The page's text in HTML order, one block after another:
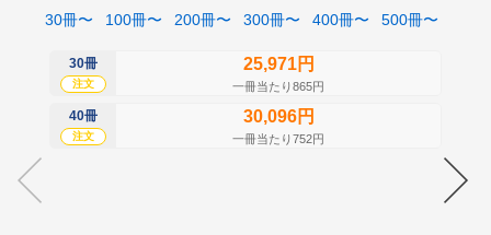
30冊〜 100冊〜 200冊〜 300冊〜 400冊〜 500冊〜
30冊
注文
25,971円
一冊当たり865円
40冊
注文
30,096円
一冊当たり752円